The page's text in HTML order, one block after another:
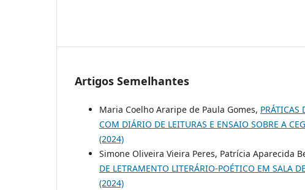
Artigos Semelhantes
Maria Coelho Araripe de Paula Gomes,
COM DIÁRIO DE LEITURAS E ENSAIO SOBRE A
(2024)
Simone Oliveira Vieira Peres, Patrícia Aparecida
DE LETRAMENTO LITERÁRIO-POÉTICO EM SALA
(2024)